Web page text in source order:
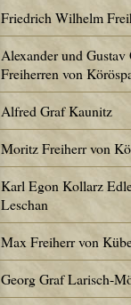
Friedrich Wilhelm
Alexander und
Freiherren von
Alfred Graf Kaunitz
Moritz Freiherr von
Karl Egon Kollarz
Leschan
Max Freiherr von
Georg Graf Larisch-